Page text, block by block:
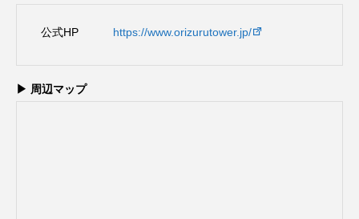
公式HP https://www.orizurutower.jp/
▶ 周辺マップ